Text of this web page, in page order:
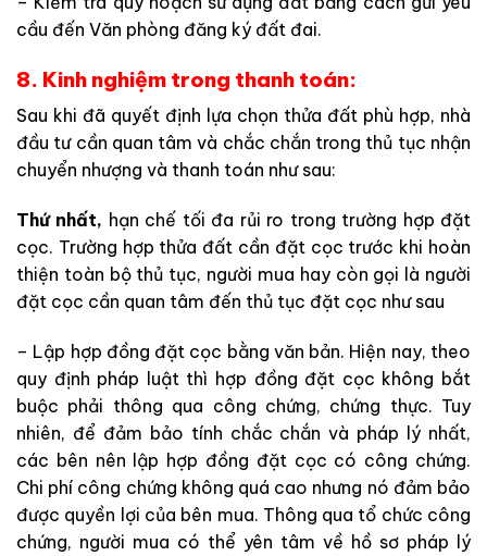
cầu đến Văn phòng đăng ký đất đai.
8. Kinh nghiệm trong thanh toán:
Sau khi đã quyết định lựa chọn thửa đất phù hợp, nhà
đầu tư cần quan tâm và chắc chắn trong thủ tục nhận
chuyển nhượng và thanh toán như sau:
Thứ nhất, hạn chế tối đa rủi ro trong trường hợp đặt
cọc. Trường hợp thửa đất cần đặt cọc trước khi hoàn
thiện toàn bộ thủ tục, người mua hay còn gọi là người
đặt cọc cần quan tâm đến thủ tục đặt cọc như sau
– Lập hợp đồng đặt cọc bằng văn bản. Hiện nay, theo
quy định pháp luật thì hợp đồng đặt cọc không bắt
buộc phải thông qua công chứng, chứng thực. Tuy
nhiên, để đảm bảo tính chắc chắn và pháp lý nhất,
các bên nên lập hợp đồng đặt cọc có công chứng.
Chi phí công chứng không quá cao nhưng nó đảm bảo
được quyền lợi của bên mua. Thông qua tổ chức công
chứng, người mua có thể yên tâm về hồ sơ pháp lý